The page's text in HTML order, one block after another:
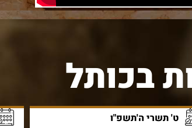
בכותל
ט' תשרי ה'תשפ"ו